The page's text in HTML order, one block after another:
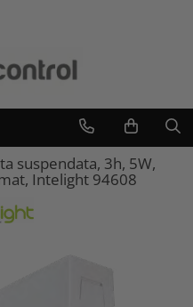
suspendata, 3h, 5W,
Intelight 94608